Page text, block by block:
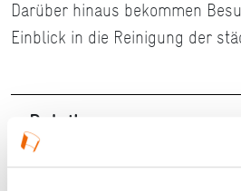
Darüber hinaus bekommen
Einblick in die Reinigung der
Details